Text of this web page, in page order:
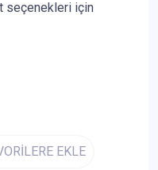
seçenekleri için
EKLE